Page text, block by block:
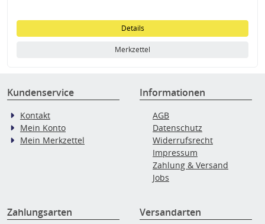
Details
Merkzettel
Kundenservice
Kontakt
Mein Konto
Mein Merkzettel
Informationen
AGB
Datenschutz
Widerrufsrecht
Impressum
Zahlung & Versand
Jobs
Zahlungsarten Versandarten